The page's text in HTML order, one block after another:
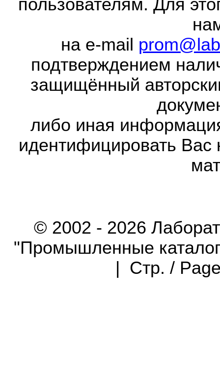
пользователям. Для
на e-mail
подтверждением
защищённый
либо иная
идентифицировать Вас
© 2002 - 2026
"Промышленные
| Стр. /